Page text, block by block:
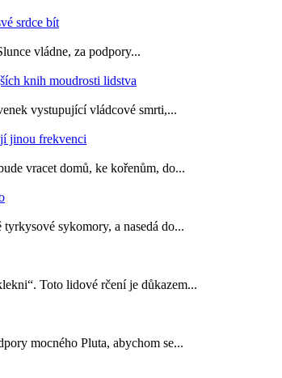
vládne, za podpory...
vystupující vládcové smrti,...
vracet domů, ke kořenům, do...
sykomory, a nasedá do...
Toto lidové rčení je důkazem...
mocného Pluta, abychom se...